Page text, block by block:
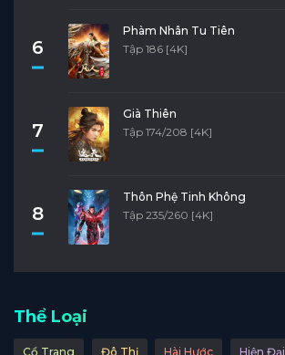
6
Phàm Nhân Tu Tiên
Tập 186 [4K]
7
Già Thiên
Tập 174/208 [4K]
8
Thôn Phệ Tinh Không
Tập 235/260 [4K]
Thể Loại
Cổ Trang Đô Thị Hài Hước Hiện Đại